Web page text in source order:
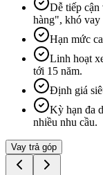
Dễ tiếp cận
hàng", khó vay
Hạn mức
Linh hoạt
tới 15 năm.
Định giá
Kỳ hạn đa
nhiều nhu cầu.
Vay trả góp